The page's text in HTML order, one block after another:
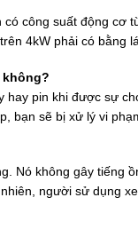
công suất động cơ
4kW phải có bằng
không?
pin khi được sự
bạn sẽ bị xử lý vi
Nó không gây tiếng
người sử dụng